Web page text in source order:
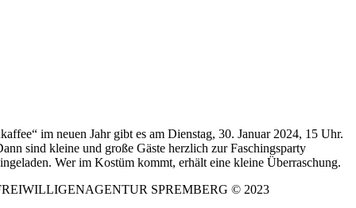
im neuen Jahr gibt es am Dienstag, 30. Januar 2024, 15 Uhr.
sind kleine und große Gäste herzlich zur Faschingsparty
Wer im Kostüm kommt, erhält eine kleine Überraschung.
SPREMBERG © 2023